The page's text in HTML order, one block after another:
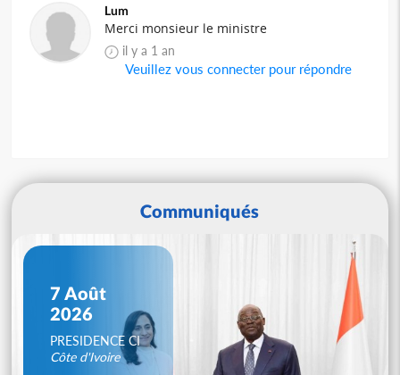
Lum
Merci monsieur le ministre
il y a 1 an
Veuillez vous connecter pour répondre
Communiqués
7 Août
2026
PRESIDENCE CI
Côte d'Ivoire